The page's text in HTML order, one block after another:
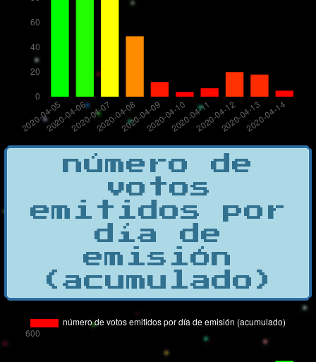
número de
votos
emitidos por
día de
emisión
(acumulado)